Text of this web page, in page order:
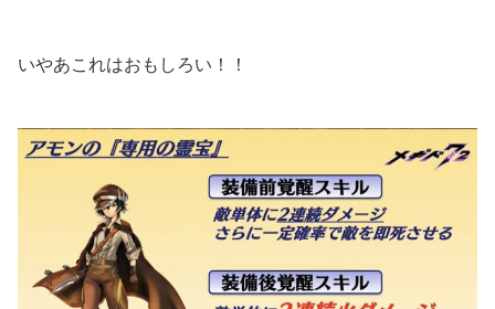
いやあこれはおもしろい！！